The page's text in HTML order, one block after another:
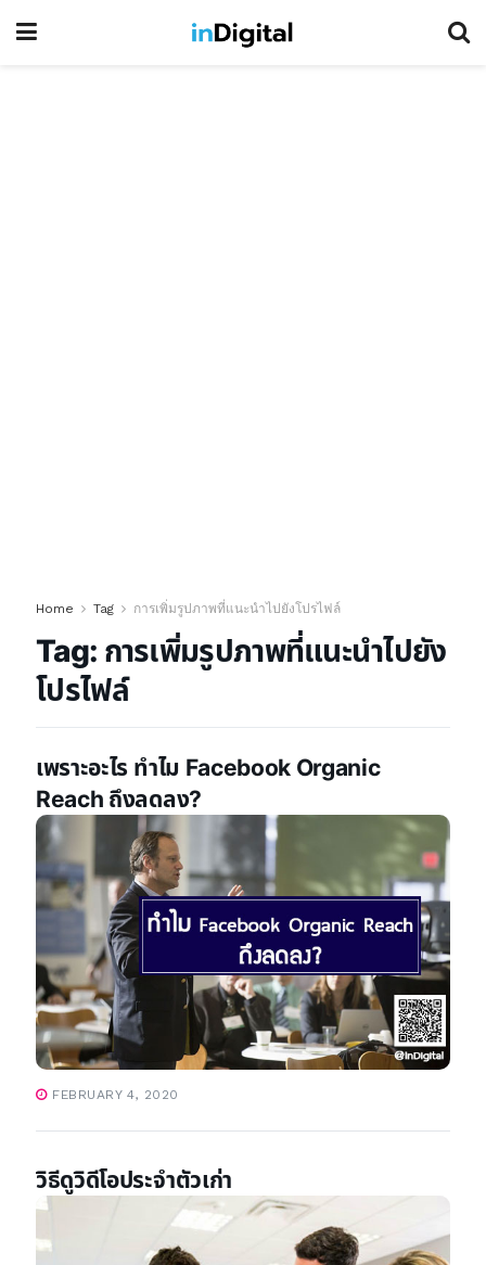
Home Tag การเพิ่มรูปภาพที่แนะนำไปยังโปรไฟล์
Tag: การเพิ่มรูปภาพที่แนะนำไปยัง
โปรไฟล์
เพราะอะไร ทำไม Facebook Organic
Reach ถึงลดลง?
FEBRUARY 4, 2020
วิธีดูวิดีโอประจำตัวเก่า